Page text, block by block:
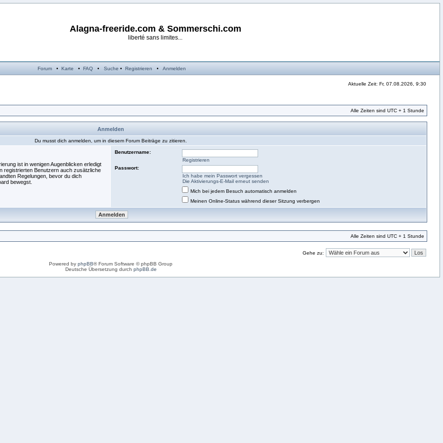
Alagna-freeride.com & Sommerschi.com
liberté sans limites...
Forum• Karte • FAQ• Suche • Registrieren • Anmelden
Aktuelle Zeit: Fr, 07.08.2026, 9:30
Alle Zeiten sind UTC + 1 Stunde
Anmelden
Du musst dich anmelden, um in diesem Forum Beiträge zu zitieren.
ist in wenigen Augenblicken erledigt
registrierten Benutzern auch zusätzliche
Regelungen, bevor du dich
bewegst.
Benutzername:
Registrieren
Passwort:
Ich habe mein Passwort vergessen
Die Aktivierungs-E-Mail erneut senden
Mich bei jedem Besuch automatisch anmelden
Meinen Online-Status während dieser Sitzung verbergen
Alle Zeiten sind UTC + 1 Stunde
Gehe zu:
Powered by phpBB® Forum Software © phpBB Group
Deutsche Übersetzung durch phpBB.de